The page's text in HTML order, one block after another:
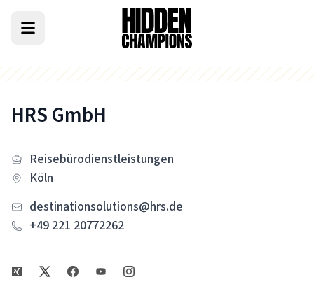
HRS GmbH
Reisebürodienstleistungen
Köln
destinationsolutions@hrs.de
+49 221 20772262